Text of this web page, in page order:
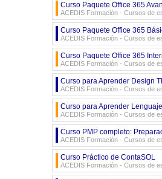
Curso Paquete Office 365
ACEDIS Formación - Cursos de
Curso Paquete Office 365
ACEDIS Formación - Cursos de
Curso Paquete Office 365
ACEDIS Formación - Cursos de
Curso para Aprender Design
ACEDIS Formación - Cursos de
Curso para Aprender
ACEDIS Formación - Cursos de
Curso PMP completo:
ACEDIS Formación - Cursos de
Curso Práctico de ContaSOL
ACEDIS Formación - Cursos de